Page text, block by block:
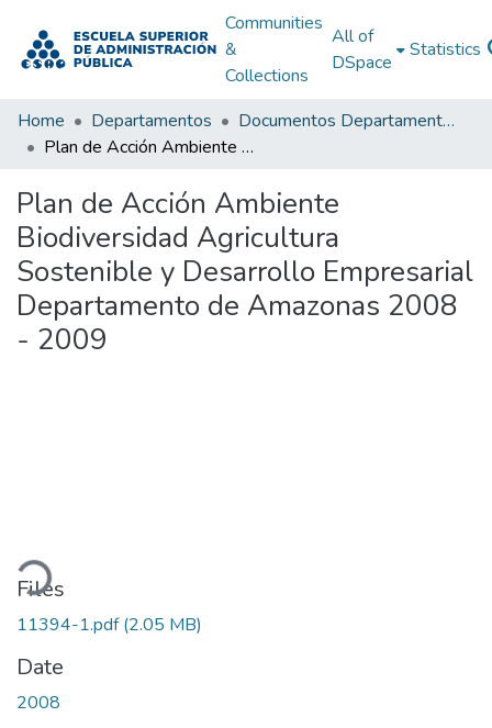
Communities
&
Collections
All of
DSpace
Statistics
Home Departamentos
Documentos Departamentales
Plan de Acción Ambiente Biodiversidad Agricultura Sostenible y Desarrollo Empresarial Departamento de Amazonas 2008 - 2009
Plan de Acción Ambiente
Biodiversidad Agricultura
Sostenible y Desarrollo Empresarial
Departamento de Amazonas 2008
- 2009
Files
11394-1.pdf(2.05 MB)
Date
2008